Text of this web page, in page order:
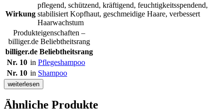
Wirkung
pflegend, schützend, kräftigend, feuchtigkeitsspendend,
stabilisiert Kopfhaut, geschmeidige Haare, verbessert
Haarwachstum
Produkteigenschaften –
billiger.de Beliebtheitsrang
billiger.de Beliebtheitsrang
Nr. 10 in Pflegeshampoo
Nr. 10 in Shampoo
weiterlesen
Ähnliche Produkte